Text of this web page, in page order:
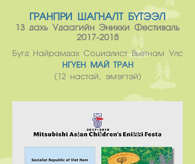
ГРАНПРИ ШАГНАЛТ БҮТЭЭЛ
13 дахь Удаагийн Эникки Фестиваль
2017-2018
Бүгд Найрамдах Социалист Вьетнам Улс
НГҮЕН МАЙ ТРАН
(12 настай, эмэгтэй)